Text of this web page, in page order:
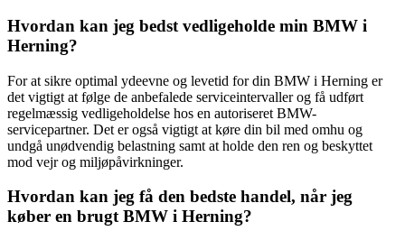
Hvordan kan jeg bedst vedligeholde min BMW i
Herning?
For at sikre optimal ydeevne og levetid for din BMW i Herning er
det vigtigt at følge de anbefalede serviceintervaller og få udført
regelmæssig vedligeholdelse hos en autoriseret BMW-
servicepartner. Det er også vigtigt at køre din bil med omhu og
undgå unødvendig belastning samt at holde den ren og beskyttet
mod vejr og miljøpåvirkninger.
Hvordan kan jeg få den bedste handel, når jeg
køber en brugt BMW i Herning?